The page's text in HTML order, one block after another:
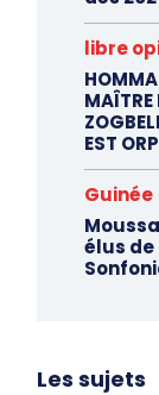
libre
MAÎTRE
EST
Guinée
élus
Les sujets